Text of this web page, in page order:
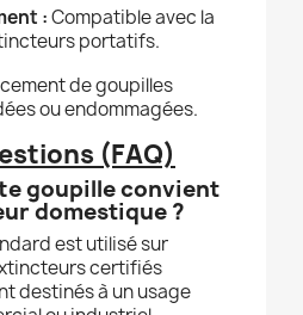
:Compatible avec la
portatifs.
de goupilles
ou endommagées.
(FAQ)
goupille convient
domestique ?
est utilisé sur
certifiés
destinés à un usage